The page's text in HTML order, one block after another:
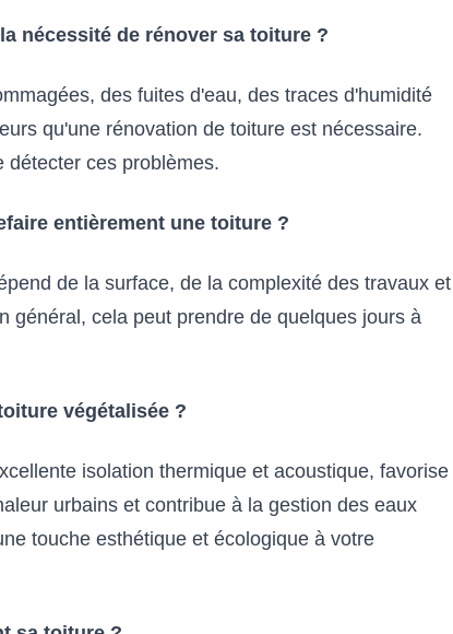
nécessité de rénover sa toiture ?
des fuites d'eau, des traces d'humidité
qu'une rénovation de toiture est nécessaire.
détecter ces problèmes.
entièrement une toiture ?
de la surface, de la complexité des travaux et
général, cela peut prendre de quelques jours à
végétalisée ?
isolation thermique et acoustique, favorise
urbains et contribue à la gestion des eaux
touche esthétique et écologique à votre